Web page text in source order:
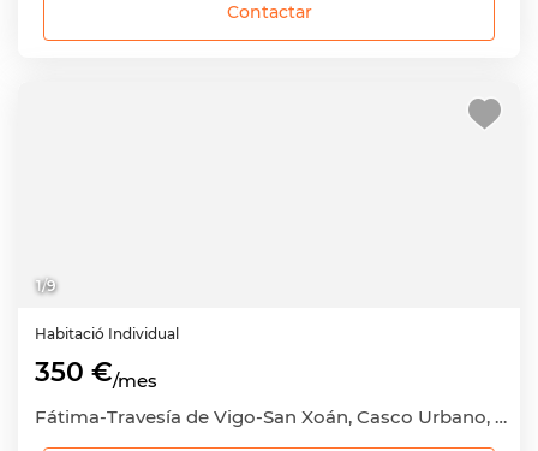
Contactar
1/9
Habitació Individual
350 €/mes
Fátima-Travesía de Vigo-San Xoán, Casco Urbano, Vigo, Pontevedra